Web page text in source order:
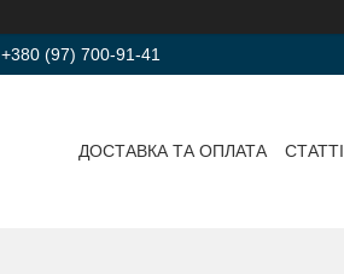
+380 (97) 700-91-41
ДОСТАВКА ТА ОПЛАТА СТАТТІ